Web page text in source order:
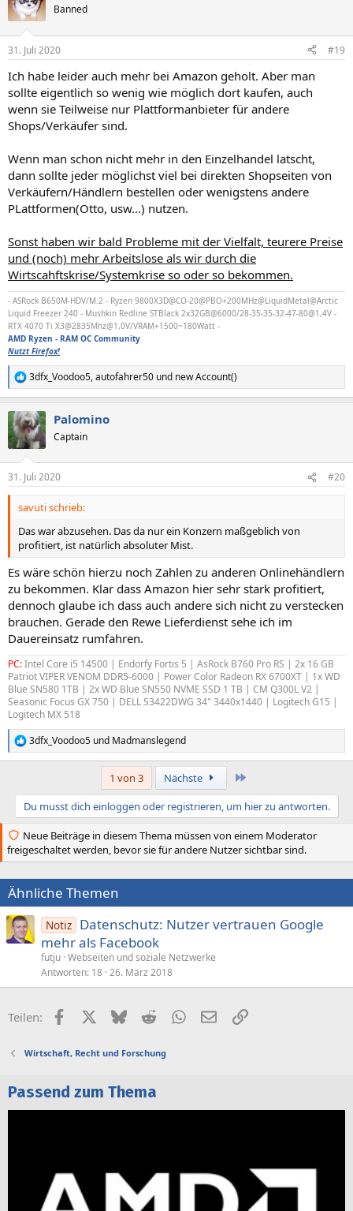
t
i
e
:
Banned
31. Juli 2020 #19
Ich habe leider auch mehr bei Amazon geholt. Aber man
sollte eigentlich so wenig wie möglich dort kaufen, auch
wenn sie Teilweise nur Plattformanbieter für andere
Shops/Verkäufer sind.
Wenn man schon nicht mehr in den Einzelhandel latscht,
dann sollte jeder möglichst viel bei direkten Shopseiten von
Verkäufern/Händlern bestellen oder wenigstens andere
PLattformen(Otto, usw...) nutzen.
Sonst haben wir bald Probleme mit der Vielfalt, teurere Preise
und (noch) mehr Arbeitslose als wir durch die
Wirtscahftskrise/Systemkrise so oder so bekommen.
- ASRock B650M-HDV/M.2 - Ryzen 9800X3D@CO-20@PBO+200MHz@LiquidMetal@Arctic
Liquid Freezer 240 - Mushkin Redline STBlack 2x32GB@6000/28-35-35-32-47-80@1,4V -
RTX 4070 Ti X3@2835Mhz@1,0V/VRAM+1500~180Watt -
AMD Ryzen - RAM OC Community
Nutzt Firefox!
R
e
k
t
i
e
n
3dfx_Voodoo5,autofahrer50 und new Account()
Palomino
Captain
31. Juli 2020 #20
savuti schrieb:
Das war abzusehen. Das da nur ein Konzern maßgeblich von
profitiert, ist natürlich absoluter Mist.
Es wäre schön hierzu noch Zahlen zu anderen Onlinehändlern
zu bekommen. Klar dass Amazon hier sehr stark profitiert,
dennoch glaube ich dass auch andere sich nicht zu verstecken
brauchen. Gerade den Rewe Lieferdienst sehe ich im
Dauereinsatz rumfahren.
PC:Intel Core i5 14500 | Endorfy Fortis 5 | AsRock B760 Pro RS | 2x 16 GB
Patriot VIPER VENOM DDR5-6000 | Power Color Radeon RX 6700XT | 1x WD
Blue SN580 1TB | 2x WD Blue SN550 NVME SSD 1 TB | CM Q300L V2 |
Seasonic Focus GX 750 | DELL S3422DWG 34" 3440x1440 | Logitech G15 |
Logitech MX 518
R
e
t
o
n
e
n
3dfx_Voodoo5 und Madmanslegend
1 von 3 Nächste
Du musst dich einloggen oder registrieren, um hier zu antworten.
Neue Beiträge in diesem Thema müssen von einem Moderator
freigeschaltet werden, bevor sie für andere Nutzer sichtbar sind.
Ähnliche Themen
Notiz Datenschutz: Nutzer vertrauen Google
mehr als Facebook
futju Webseiten und soziale Netzwerke
Antworten 18 26. März 2018
Teilen: FacebookX (Twitter)
BlueskyRedditWhatsApp
E-MailLink
Wirtschaft, Recht und Forschung
Passend zum Thema